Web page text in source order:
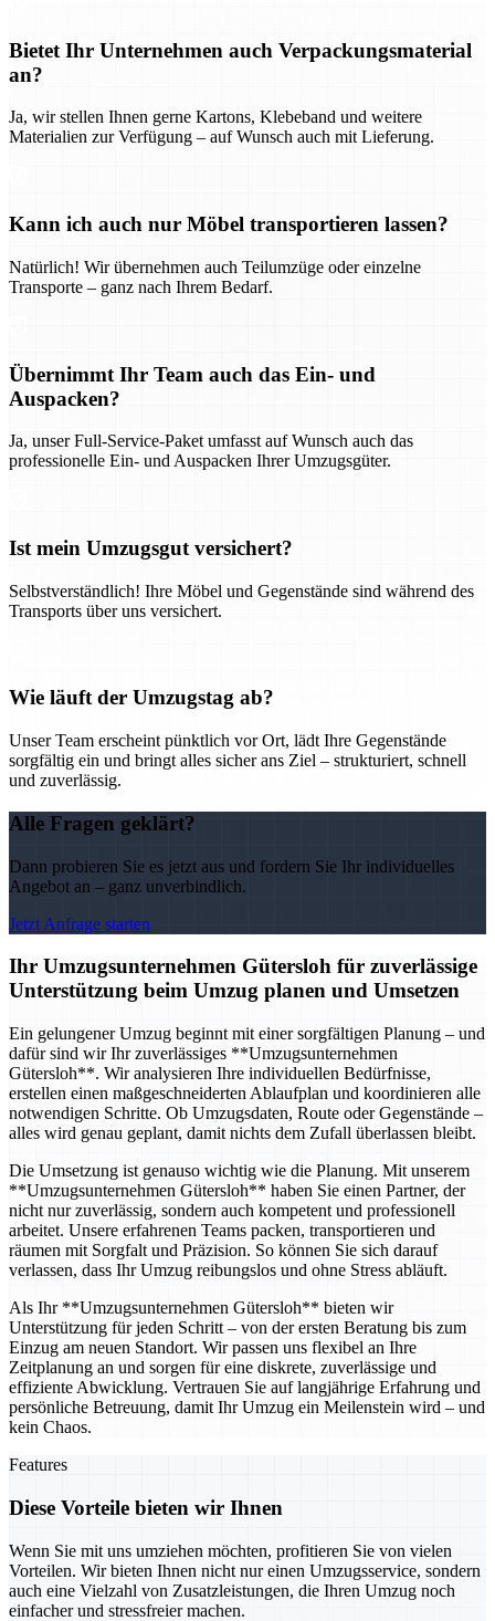
Bietet Ihr Unternehmen auch Verpackungsmaterial
an?
Ja, wir stellen Ihnen gerne Kartons, Klebeband und weitere
Materialien zur Verfügung – auf Wunsch auch mit Lieferung.
Kann ich auch nur Möbel transportieren lassen?
Natürlich! Wir übernehmen auch Teilumzüge oder einzelne
Transporte – ganz nach Ihrem Bedarf.
Übernimmt Ihr Team auch das Ein- und
Auspacken?
Ja, unser Full-Service-Paket umfasst auf Wunsch auch das
professionelle Ein- und Auspacken Ihrer Umzugsgüter.
Ist mein Umzugsgut versichert?
Selbstverständlich! Ihre Möbel und Gegenstände sind während des
Transports über uns versichert.
Wie läuft der Umzugstag ab?
Unser Team erscheint pünktlich vor Ort, lädt Ihre Gegenstände
sorgfältig ein und bringt alles sicher ans Ziel – strukturiert, schnell
und zuverlässig.
Alle Fragen geklärt?
Dann probieren Sie es jetzt aus und fordern Sie Ihr individuelles
Angebot an – ganz unverbindlich.
Jetzt Anfrage starten
Ihr Umzugsunternehmen Gütersloh für zuverlässige
Unterstützung beim Umzug planen und Umsetzen
Ein gelungener Umzug beginnt mit einer sorgfältigen Planung – und
dafür sind wir Ihr zuverlässiges **Umzugsunternehmen
Gütersloh**. Wir analysieren Ihre individuellen Bedürfnisse,
erstellen einen maßgeschneiderten Ablaufplan und koordinieren alle
notwendigen Schritte. Ob Umzugsdaten, Route oder Gegenstände –
alles wird genau geplant, damit nichts dem Zufall überlassen bleibt.
Die Umsetzung ist genauso wichtig wie die Planung. Mit unserem
**Umzugsunternehmen Gütersloh** haben Sie einen Partner, der
nicht nur zuverlässig, sondern auch kompetent und professionell
arbeitet. Unsere erfahrenen Teams packen, transportieren und
räumen mit Sorgfalt und Präzision. So können Sie sich darauf
verlassen, dass Ihr Umzug reibungslos und ohne Stress abläuft.
Als Ihr **Umzugsunternehmen Gütersloh** bieten wir
Unterstützung für jeden Schritt – von der ersten Beratung bis zum
Einzug am neuen Standort. Wir passen uns flexibel an Ihre
Zeitplanung an und sorgen für eine diskrete, zuverlässige und
effiziente Abwicklung. Vertrauen Sie auf langjährige Erfahrung und
persönliche Betreuung, damit Ihr Umzug ein Meilenstein wird – und
kein Chaos.
Features
Diese Vorteile bieten wir Ihnen
Wenn Sie mit uns umziehen möchten, profitieren Sie von vielen
Vorteilen. Wir bieten Ihnen nicht nur einen Umzugsservice, sondern
auch eine Vielzahl von Zusatzleistungen, die Ihren Umzug noch
einfacher und stressfreier machen.